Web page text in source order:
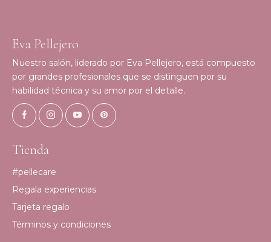
Eva Pellejero
Nuestro salón, liderado por Eva Pellejero, está compuesto
por grandes profesionales que se distinguen por su
habilidad técnica y su amor por el detalle.
Tienda
#pellecare
Regala experiencias
Tarjeta regalo
Términos y condiciones